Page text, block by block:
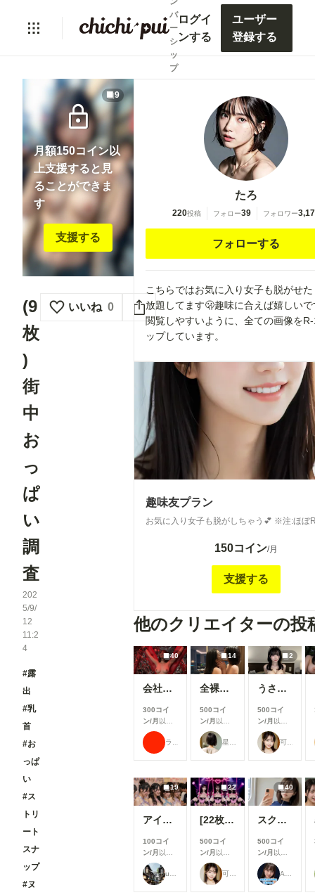
バ
ー
シ
ッ
プ
ログイ
ンする
ユーザー
登録する
lock
月額150コイン以
上支援すると見
ることができま
す
支援する
9
(9
枚
)
街
中
お
っ
ぱ
い
調
査
202
5/9/
12
11:2
4
#露
出
#乳
首
#お
っぱ
い
#ス
トリ
ート
スナ
ップ
#ヌ
いいね 0
たろ
220投稿 フォロー39 フォロワー
フォローする
こちらではお気に入り女子も脱がせ
放題してます🫢趣味に合えば嬉しいで
閲覧しやすいように、全ての画像を
ップしています。
趣味友プラン
お気に入り女子も脱がしちゃう💕 ※注:ほぼ
150コイン/月
支援する
他のクリエイターの投
40
会社の後輩女子がどうしても拘束してほしいっていうから
300コイ
ン/月 以上
支援すると
見ることが
できます
ラッテ
14
全裸の黒髪美女二人 ～夜景の高級プライベートダイニング～
500コイ
ン/月 以上
支援すると
見ることが
できます
星空モチ
2
うさぎさんのお腹...大きくしてもらったの🍼🐇💕
500コイ
ン/月 以上
支援すると
見ることが
できます
可愛い女の子のAIグラビア写真集
19
アイドル2
100コイ
ン/月 以上
支援すると
見ることが
できます
user_Osk
22
[22枚]裏ライブでは生で中出しOK&精液を糸を引いて垂れ流す激カワ激エロアイドル🍼💕
500コイ
ン/月 以上
支援すると
見ることが
できます
可愛い女の子のAIグラビア写真集
40
スク水痴女と電車ファック🚃
500コイ
ン/月 以上
支援すると
見ることが
できます
ARTIFICIAL-GIRLS